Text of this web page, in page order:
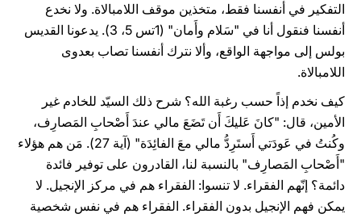
التفكير في أنفسنا فقط، متخذين موقف اللامبالاة. ولا نخدع
أنفسنا فنقول أنا في "سَلام وأَمان" (1تس 5، 3). يدعونا القديس
بولس إلى مواجهة الواقع، وألا نترك أنفسنا تصاب بعدوى
اللامبالاة.
كيف نخدم إذاً حسب رغبة الله؟ شرح ذلك السيّد للخادم غير
الأمين، قال: "كانَ عَليكَ أَن تَضَعَ مالي عندَ أَصْحابِ المَصارِف،
وكُنتُ في عَودَتي أَستَرِدُّ مالي معَ الفائِدَة" (آية 27). مَن هم هؤلاء
"أَصْحابِ المَصارِف" بالنسبة لنا، القادرون على توفير فائدة
دائمة؟ إنّهم الفقراء. لا تنسوا: الفقراء هم في مركز الإنجيل. لا
يمكن فهم الإنجيل بدون الفقراء. الفقراء هم في نفس شخصية